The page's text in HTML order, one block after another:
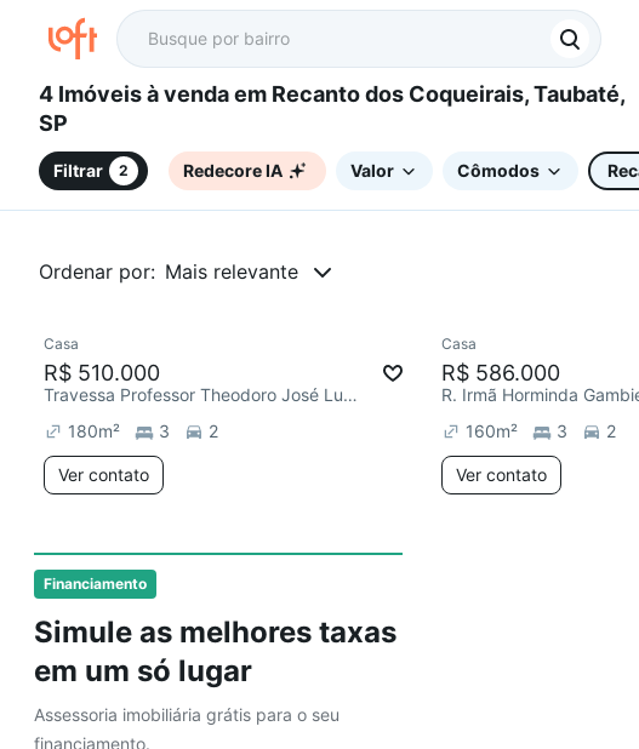
4 Imóveis à venda em Recanto dos Coqueirais, Taubaté,
SP
Filtrar 2 Redecore IA Valor Cômodos
Ordenar por: Mais relevante
Financiamento
Simule as melhores taxas
em um só lugar
Assessoria imobiliária grátis para o seu
financiamento.
Casa
R$ 510.000
Travessa Professor Theodoro José Lucci, Recanto dos Coqueirais
180m² 3 2
Ver contato
Casa
R$ 586.000
160m² 3 2
Ver contato